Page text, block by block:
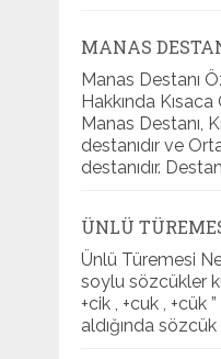
MANAS
Manas Destanı
Hakkında
Manas Destanı,
destanıdır ve
destanıdır.
ÜNLÜ
Ünlü Türemesi
soylu sözcükler
+cik , +cuk , +cük
aldığında sözcük